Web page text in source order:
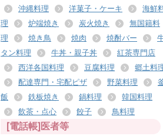
沖縄料理
洋菓子・ケーキ
海鮮
理
炉端焼き 炭火焼き
無国籍料
理
焼き鳥 焼肉 焼酎バー
タン料理
牛丼・親子丼
紅茶専門店
西洋各国料理
豆腐料理
郷土料
配達専門・宅配ピザ
野菜料理
飯
鉄板焼き 鍋料理
韓国料理
飲茶・点心
餃子 鳥料理
[電話帳]医者等